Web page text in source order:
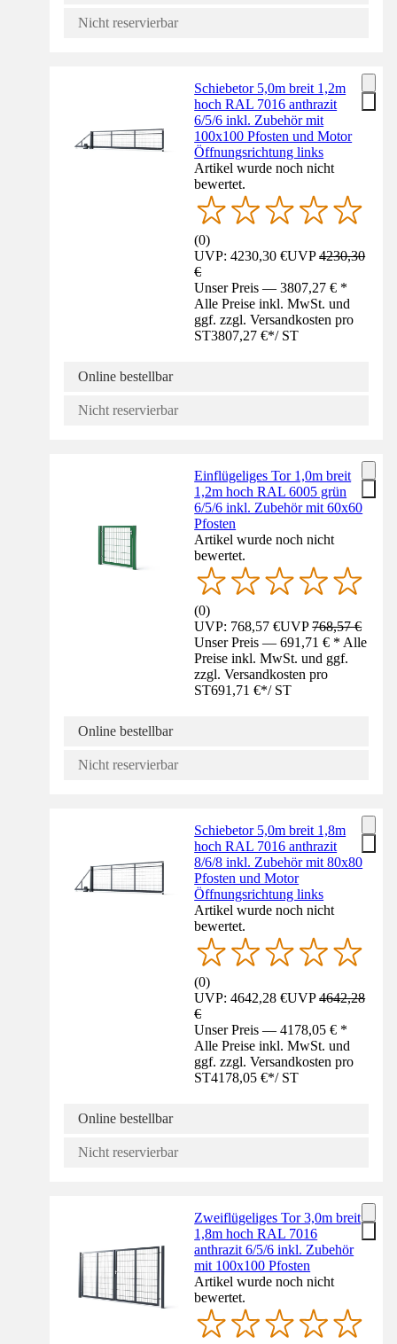
Nicht reservierbar
Schiebetor 5,0m breit 1,2m
hoch RAL 7016 anthrazit
6/5/6 inkl. Zubehör mit
100x100 Pfosten und Motor
Öffnungsrichtung links
Artikel wurde noch nicht
bewertet.
(0)
UVP: 4230,30 €UVP4230,30
€
Unser Preis — 3807,27 € *
Alle Preise inkl. MwSt. und
ggf. zzgl. Versandkosten pro
ST3807,27 €*/ ST
Online bestellbar
Nicht reservierbar
Einflügeliges Tor 1,0m breit
1,2m hoch RAL 6005 grün
6/5/6 inkl. Zubehör mit 60x60
Pfosten
Artikel wurde noch nicht
bewertet.
(0)
UVP: 768,57 €UVP768,57 €
Unser Preis — 691,71 € * Alle
Preise inkl. MwSt. und ggf.
zzgl. Versandkosten pro
ST691,71 €*/ ST
Online bestellbar
Nicht reservierbar
Schiebetor 5,0m breit 1,8m
hoch RAL 7016 anthrazit
8/6/8 inkl. Zubehör mit 80x80
Pfosten und Motor
Öffnungsrichtung links
Artikel wurde noch nicht
bewertet.
(0)
UVP: 4642,28 €UVP4642,28
€
Unser Preis — 4178,05 € *
Alle Preise inkl. MwSt. und
ggf. zzgl. Versandkosten pro
ST4178,05 €*/ ST
Online bestellbar
Nicht reservierbar
Zweiflügeliges Tor 3,0m breit
1,8m hoch RAL 7016
anthrazit 6/5/6 inkl. Zubehör
mit 100x100 Pfosten
Artikel wurde noch nicht
bewertet.